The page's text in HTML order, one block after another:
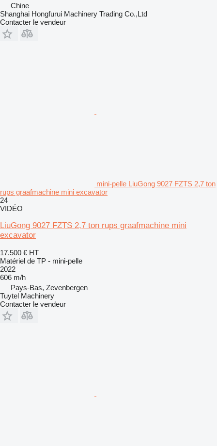
Chine
Shanghai Hongfurui Machinery Trading Co.,Ltd
Contacter le vendeur
mini-pelle LiuGong 9027 FZTS 2,7 ton
rups graafmachine mini excavator
24
VIDÉO
LiuGong 9027 FZTS 2,7 ton rups graafmachine mini
excavator
17.500 € HT
Matériel de TP - mini-pelle
2022
606 m/h
Pays-Bas, Zevenbergen
Tuytel Machinery
Contacter le vendeur